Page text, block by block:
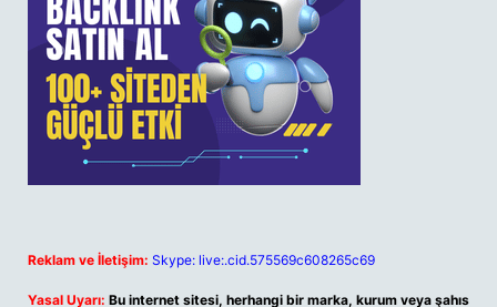
Reklam ve İletişim: Skype: live:.cid.575569c608265c69
Yasal Uyarı: Bu internet sitesi, herhangi bir marka, kurum veya şahıs